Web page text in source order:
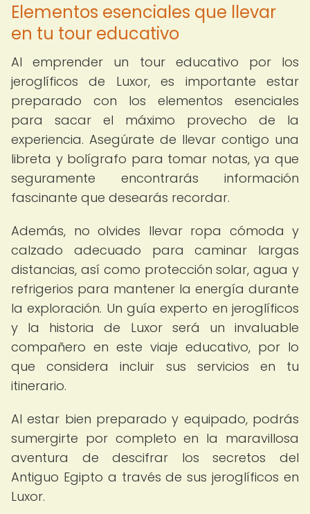
Elementos esenciales que llevar
en tu tour educativo
Al emprender un tour educativo por los
jeroglíficos de Luxor, es importante estar
preparado con los elementos esenciales
para sacar el máximo provecho de la
experiencia. Asegúrate de llevar contigo una
libreta y bolígrafo para tomar notas, ya que
seguramente encontrarás información
fascinante que desearás recordar.
Además, no olvides llevar ropa cómoda y
calzado adecuado para caminar largas
distancias, así como protección solar, agua y
refrigerios para mantener la energía durante
la exploración. Un guía experto en jeroglíficos
y la historia de Luxor será un invaluable
compañero en este viaje educativo, por lo
que considera incluir sus servicios en tu
itinerario.
Al estar bien preparado y equipado, podrás
sumergirte por completo en la maravillosa
aventura de descifrar los secretos del
Antiguo Egipto a través de sus jeroglíficos en
Luxor.